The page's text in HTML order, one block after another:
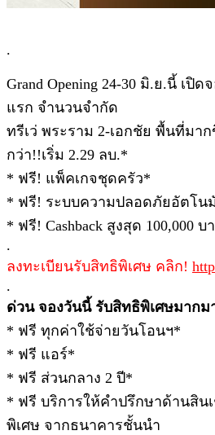
.
Grand Opening 24-30 มิ.ย.นี้ เปิ
แรก จำนวนจำกัด
ทรีเว่ พระราม 2-เอกชัย พื้นที่มา
กว่า!!เริ่ม 2.29 ลบ.*
* ฟรี! แพ็คเกจชุดครัว*
* ฟรี! ระบบความปลอดภัยอัตโน
* ฟรี! Cashback สูงสุด 100,000 บ
.
ลงทะเบียนรับสิทธิพิเศษ คลิก!
.
ด่วน จองวันนี้ รับสิทธิพิเศษมากม
* ฟรี ทุกค่าใช้จ่ายวันโอนฯ*
* ฟรี แอร์*
* ฟรี ส่วนกลาง 2 ปี*
* ฟรี บริการให้คำปรึกษาด้านสิน
พิเศษ จากธนาคารชั้นนำ